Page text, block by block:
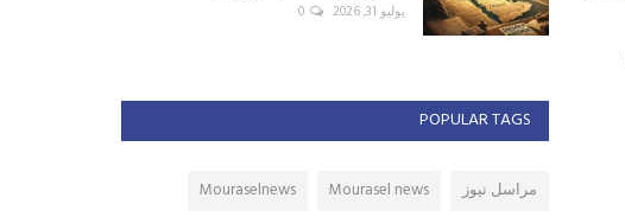
يوليو 31, 2026 0
POPULAR TAGS
مراسل نيوز Mourasel news
Mouraselnews